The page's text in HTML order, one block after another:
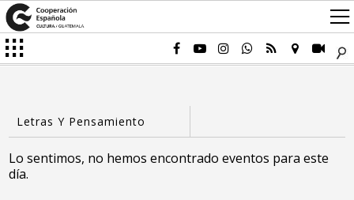
Lo sentimos, no hemos encontrado eventos para este
día.